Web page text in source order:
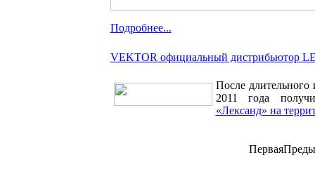
Подробнее...
VEKTOR официальный дистрибьютор
После
2011 года
«Лександ» на
Первая